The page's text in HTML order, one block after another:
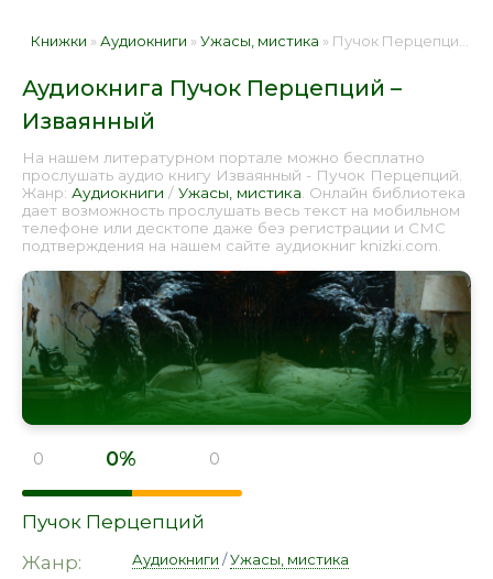
Книжки »Аудиокниги »Ужасы, мистика » Пучок Перцепций – Изваянный 📕 - Книга онлайн бесплатно
Аудиокнига Пучок Перцепций –
Изваянный
На нашем литературном портале можно бесплатно
прослушать аудио книгу Изваянный - Пучок Перцепций.
Жанр: Аудиокниги / Ужасы, мистика . Онлайн библиотека
дает возможность прослушать весь текст на мобильном
телефоне или десктопе даже без регистрации и СМС
подтверждения на нашем сайте аудиокниг knizki.com.
0 0% 0
Пучок Перцепций
Жанр:
Аудиокниги /Ужасы, мистика